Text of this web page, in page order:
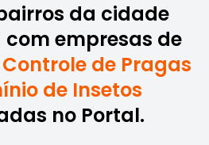
da cidade
empresas de
Controle de Pragas
de Insetos
no Portal.